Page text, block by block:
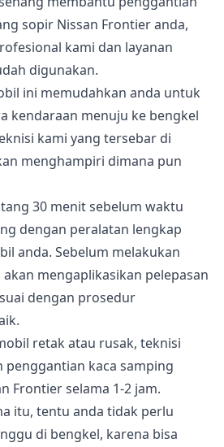
sopir Nissan Frontier anda,
kami dan layanan
digunakan.
ini memudahkan anda untuk
kendaraan menuju ke bengkel
kami yang tersebar di
menghampiri dimana pun
30 menit sebelum waktu
dengan peralatan lengkap
anda. Sebelum melakukan
mengaplikasikan pelepasan
dengan prosedur
retak atau rusak, teknisi
penggantian kaca samping
Frontier selama 1-2 jam.
itu, tentu anda tidak perlu
di bengkel, karena bisa